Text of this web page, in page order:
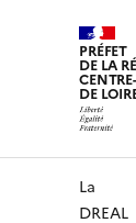
PRÉFET
DE LA
DE
La
DREAL